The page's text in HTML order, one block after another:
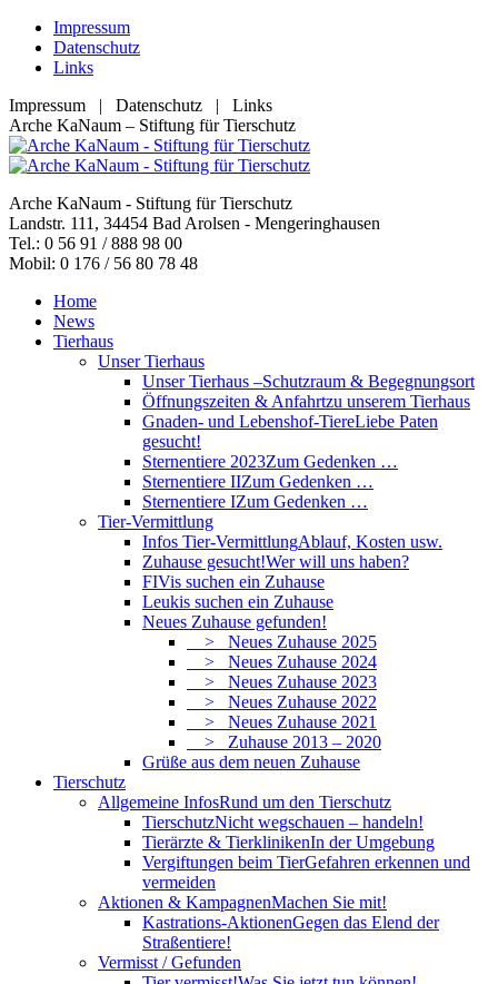
Zum
Inhalt
springen
Impressum
Datenschutz
Links
Impressum | Datenschutz | Links
Facebook
page
opens
new
window
YouTube
page
opens
new
window
RSS
page
opens
new
window
E-
Mail
page
in
new
window
Arche KaNaum – Stiftung für Tierschutz
Arche KaNaum - Stiftung für Tierschutz
Landstr. 111, 34454 Bad Arolsen - Mengeringhausen
Tel.: 0 56 91 / 888 98 00
Mobil: 0 176 / 56 80 78 48
Home
News
Tierhaus
Unser Tierhaus
Unser Tierhaus –Schutzraum & Begegnungsort
Öffnungszeiten & Anfahrtzu unserem Tierhaus
Gnaden- und Lebenshof-TiereLiebe Paten
gesucht!
Sternentiere 2023Zum Gedenken …
Sternentiere IIZum Gedenken …
Sternentiere IZum Gedenken …
Tier-Vermittlung
Infos Tier-VermittlungAblauf, Kosten usw.
Zuhause gesucht!Wer will uns haben?
FIVis suchen ein Zuhause
Leukis suchen ein Zuhause
Neues Zuhause gefunden!
> Neues Zuhause 2025
> Neues Zuhause 2024
> Neues Zuhause 2023
> Neues Zuhause 2022
> Neues Zuhause 2021
> Zuhause 2013 – 2020
Grüße aus dem neuen Zuhause
Tierschutz
Allgemeine InfosRund um den Tierschutz
TierschutzNicht wegschauen – handeln!
Tierärzte & TierklinikenIn der Umgebung
Vergiftungen beim TierGefahren erkennen und
vermeiden
Aktionen & KampagnenMachen Sie mit!
Kastrations-AktionenGegen das Elend der
Straßentiere!
Vermisst / Gefunden